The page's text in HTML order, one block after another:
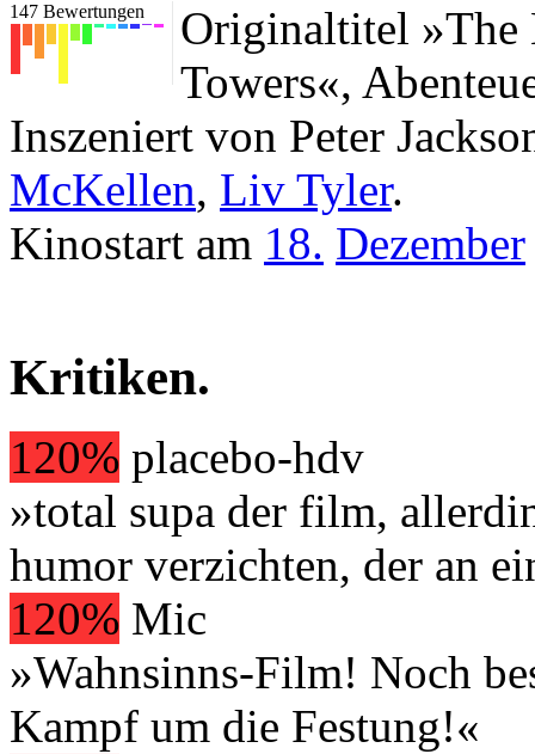
147 Bewertungen
Originaltitel »The
Towers«,
Inszeniert von Peter
McKellen, Liv Tyler.
Kinostart am 18. Dezember
Kritiken.
120% placebo-hdv
»total supa der film,
humor verzichten, der an
120% Mic
»Wahnsinns-Film! Noch
Kampf um die Festung!«